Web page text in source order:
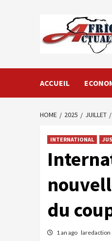
ACCUEIL
HOME 2025 JUILLET
INTERNATIONAL
du
1 an ago laredaction